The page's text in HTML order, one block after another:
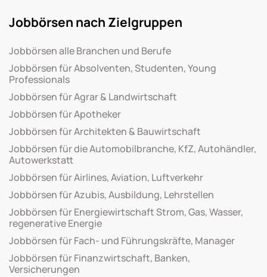
Jobbörsen nach Zielgruppen
Jobbörsen alle Branchen und Berufe
Jobbörsen für Absolventen, Studenten, Young
Professionals
Jobbörsen für Agrar & Landwirtschaft
Jobbörsen für Apotheker
Jobbörsen für Architekten & Bauwirtschaft
Jobbörsen für die Automobilbranche, KfZ, Autohändler,
Autowerkstatt
Jobbörsen für Airlines, Aviation, Luftverkehr
Jobbörsen für Azubis, Ausbildung, Lehrstellen
Jobbörsen für Energiewirtschaft Strom, Gas, Wasser,
regenerative Energie
Jobbörsen für Fach- und Führungskräfte, Manager
Jobbörsen für Finanzwirtschaft, Banken,
Versicherungen